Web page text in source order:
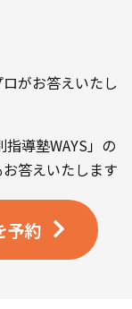
がお答えいたし
導塾WAYS」の
答えいたします
予約